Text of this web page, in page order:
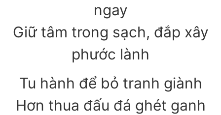
ngay
Giữ tâm trong sạch, đắp xây
phước lành
Tu hành để bỏ tranh giành
Hơn thua đấu đá ghét ganh